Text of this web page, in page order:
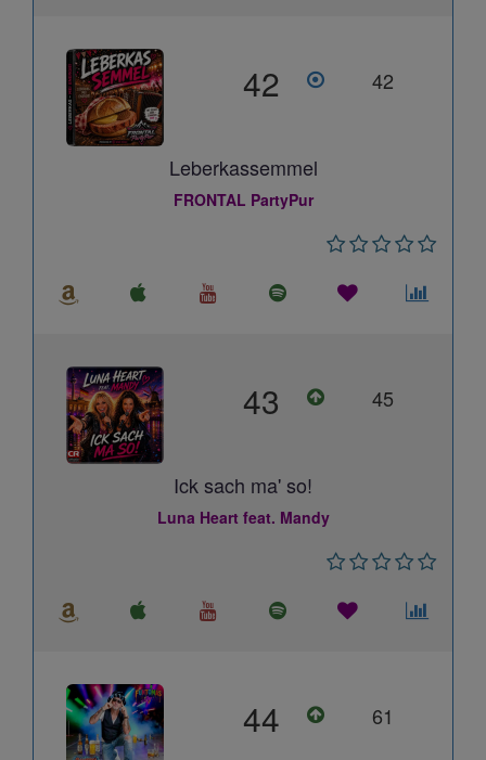
42 42
Leberkassemmel
FRONTAL PartyPur
43 45
Ick sach ma' so!
Luna Heart feat. Mandy
44 61